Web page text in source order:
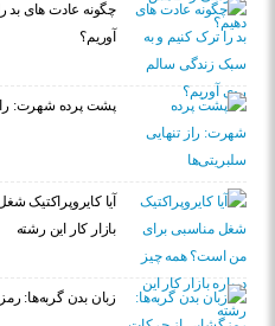
چگونه عادت‌ های بد
آوریم؟
پشت پرده شهرت:
آیا کایروپراکتیک
بازار کار این رشته
زبان بدن گربه‌ها: